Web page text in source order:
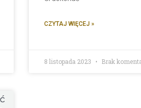
CZYTAJ WIĘCEJ »
8 listopada 2023 Brak